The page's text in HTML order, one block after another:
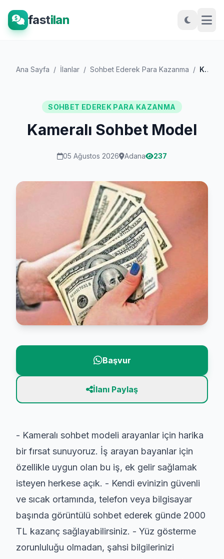
fastilan
Ana Sayfa / İlanlar / Sohbet Ederek Para Kazanma / Kameralı Sohbet Model
SOHBET EDEREK PARA KAZANMA
Kameralı Sohbet Model
05 Ağustos 2026 Adana 237
Başvur
İlanı Paylaş
- Kameralı sohbet modeli arayanlar için harika
bir fırsat sunuyoruz. İş arayan bayanlar için
özellikle uygun olan bu iş, ek gelir sağlamak
isteyen herkese açık. - Kendi evinizin güvenli
ve sıcak ortamında, telefon veya bilgisayar
başında görüntülü sohbet ederek günde 2000
TL kazanç sağlayabilirsiniz. - Yüz gösterme
zorunluluğu olmadan, şahsi bilgilerinizi